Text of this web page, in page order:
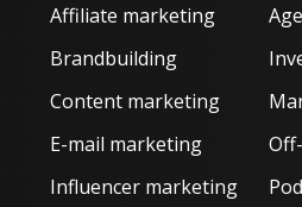
Affiliate marketing
Brandbuilding
Content marketing
E-mail marketing
Influencer marketing